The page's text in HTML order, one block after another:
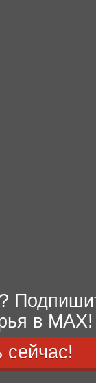
в MAX!